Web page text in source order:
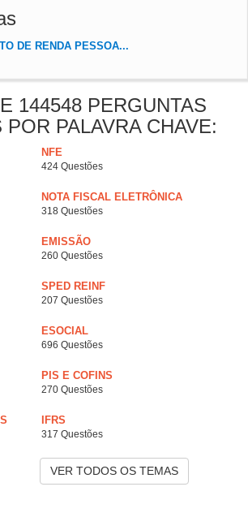
DE RENDA PESSOA...
144548 PERGUNTAS
POR PALAVRA CHAVE:
NFE
424 Questões
NOTA FISCAL ELETRÔNICA
318 Questões
EMISSÃO
260 Questões
SPED REINF
207 Questões
ESOCIAL
696 Questões
PIS E COFINS
270 Questões
IFRS
317 Questões
VER TODOS OS TEMAS